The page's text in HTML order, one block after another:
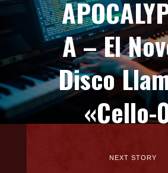
A – El
Disco
«Cello-
NEXT STORY